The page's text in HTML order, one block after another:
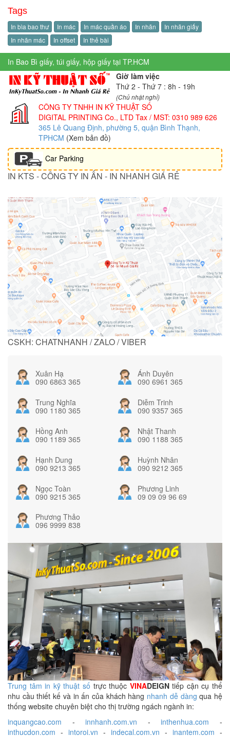
Tags
In bìa bao thư In mác In mác quần áo In nhãn
In nhãn giấy
In nhãn mác
In offset In thẻ bài
In Bao Bì giấy, túi giấy, hộp giấy tại TP.HCM
Giờ làm việc
Thứ 2 - Thứ 7 : 8h - 19h
(Chủ nhật nghỉ)
CÔNG TY TNHH IN KỸ THUẬT SỐ
DIGITAL PRINTING Co., LTD Tax / MST: 0310 989 626
365 Lê Quang Định, phường 5, quận Bình Thạnh,
TPHCM (Xem bản đồ)
Car Parking
IN KTS - CÔNG TY IN ẤN - IN NHANH GIÁ RẺ
CSKH: CHATNHANH / ZALO / VIBER
Xuân Hạ
090 6863 365
Ánh Duyên
090 6961 365
Trung Nghĩa
090 1180 365
Diễm Trinh
090 9357 365
Hồng Anh
090 1189 365
Nhật Thanh
090 1188 365
Hạnh Dung
090 9213 365
Huỳnh Nhân
090 9212 365
Ngọc Toàn
090 9215 365
Phương Linh
09 09 09 96 69
Phương Thảo
096 9999 838
Trung tâm in kỹ thuật số trực thuộc VINADEIGNtiếp cận cụ thể
nhu cầu thiết kế và in ấn của khách hàng nhanh dễ dàng qua hệ
thống website chuyên biệt cho thị trường ngách ngành in:
inquangcao.com -innhanh.com.vn -inthenhua.com -
inthucdon.com - intoroi.vn - indecal.com.vn - inantem.com -